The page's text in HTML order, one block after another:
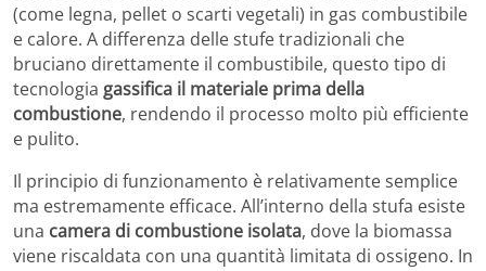
(come legna, pellet o scarti vegetali) in gas combustibile
e calore. A differenza delle stufe tradizionali che
bruciano direttamente il combustibile, questo tipo di
tecnologia gassifica il materiale prima della
combustione, rendendo il processo molto più efficiente
e pulito.
Il principio di funzionamento è relativamente semplice
ma estremamente efficace. All’interno della stufa esiste
una camera di combustione isolata, dove la biomassa
viene riscaldata con una quantità limitata di ossigeno. In